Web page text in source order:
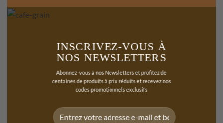
INSCRIVEZ-VOUS À
NOS NEWSLETTERS
Abonnez-vous à nos Newsletters et profitez de
centaines de produits à prix réduits et recevez nos
codes promotionnels exclusifs